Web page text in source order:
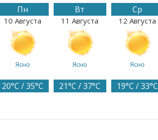
Пн
10 Августа
Ясно
20°C / 35°C
Вт
11 Августа
Ясно
21°C / 37°C
Ср
12 Августа
Ясно
19°C / 33°C